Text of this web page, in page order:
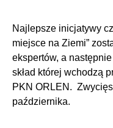
Najlepsze inicjatywy
miejsce na Ziemi”
ekspertów, a
skład której wchodzą
PKN ORLEN.
października.